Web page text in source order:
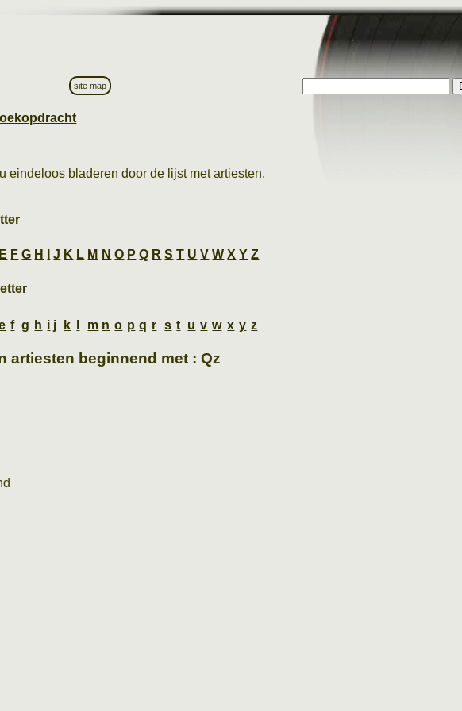
site map
eindeloos bladeren door de lijst met artiesten.
E F G H J K L M N O P Q R S T U V W X Y Z
f g h i j k m n o p q r s t u v w x y z
artiesten beginnend met : Qz